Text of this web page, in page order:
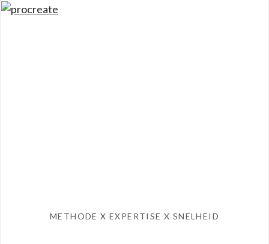
Skip
METHODE X EXPERTISE X SNELHEID